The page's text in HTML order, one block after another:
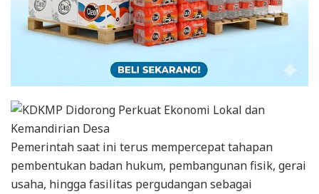
Pemerintah saat ini terus mempercepat tahapan
pembentukan badan hukum, pembangunan fisik, gerai
usaha, hingga fasilitas pergudangan sebagai